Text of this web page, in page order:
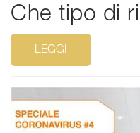
Che tipo di
LEGGI